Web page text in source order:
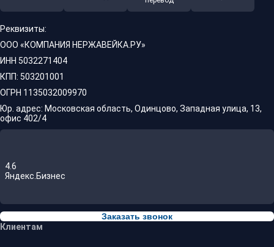
Реквизиты:
ООО «КОМПАНИЯ НЕРЖАВЕЙКА.РУ»
ИНН 5032271404
КПП: 503201001
ОГРН 1135032009970
Юр. адрес: Московская область, Одинцово, Западная улица, 13,
офис 402/4
4.6
Яндекс.Бизнес
Заказать звонок
Клиентам